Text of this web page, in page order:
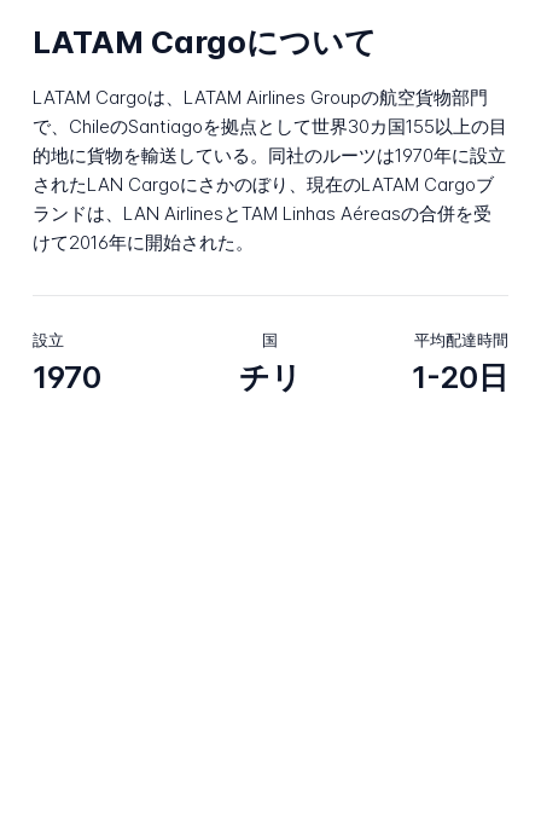
LATAM Cargoについて
LATAM Cargoは、LATAM Airlines Groupの航空貨物部門
で、ChileのSantiagoを拠点として世界30カ国155以上の目
的地に貨物を輸送している。同社のルーツは1970年に設立
されたLAN Cargoにさかのぼり、現在のLATAM Cargoブ
ランドは、LAN AirlinesとTAM Linhas Aéreasの合併を受
けて2016年に開始された。
設立
1970
国
チリ
平均配達時間
1-20日